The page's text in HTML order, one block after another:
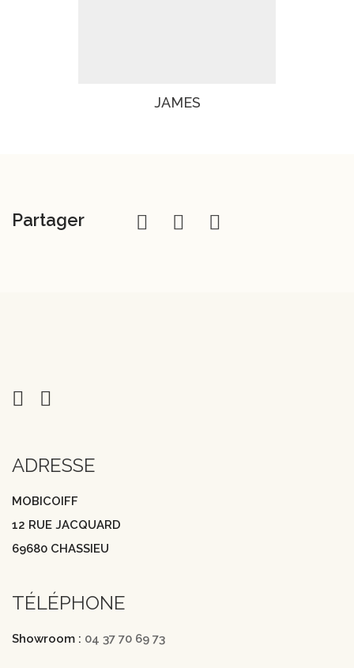
JAMES
Partager
ADRESSE
MOBICOIFF
12 RUE JACQUARD
69680 CHASSIEU
TÉLÉPHONE
Showroom : 04 37 70 69 73